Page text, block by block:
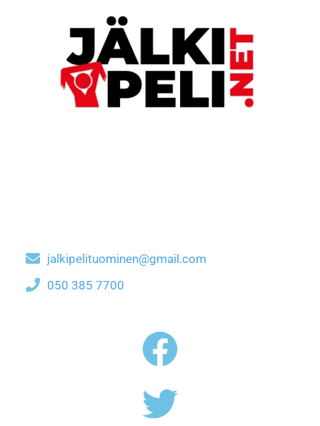
jalkipelituominen@gmail.com
050 385 7700